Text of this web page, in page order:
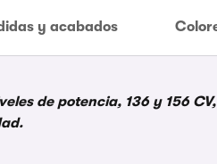
y acabados
de potencia, 136 y 156